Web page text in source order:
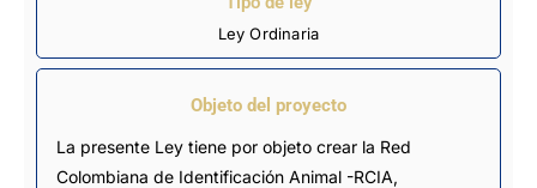
Ley Ordinaria
Objeto del proyecto
La presente Ley tiene por objeto crear la Red
Colombiana de Identificación Animal -RCIA,